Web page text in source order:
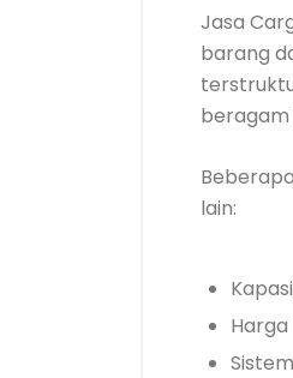
Jasa
barang
beragam
lain: